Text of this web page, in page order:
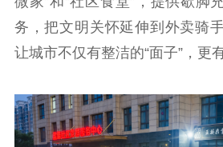
务，把文明关怀延伸到外卖骑
让城市不仅有整洁的“面子”，更